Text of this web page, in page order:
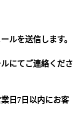
ルを送信します。
にてご連絡くださ
日7日以内にお客